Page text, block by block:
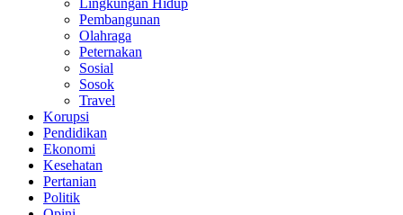
Lingkungan Hidup
Pembangunan
Olahraga
Peternakan
Sosial
Sosok
Travel
Korupsi
Pendidikan
Ekonomi
Kesehatan
Pertanian
Politik